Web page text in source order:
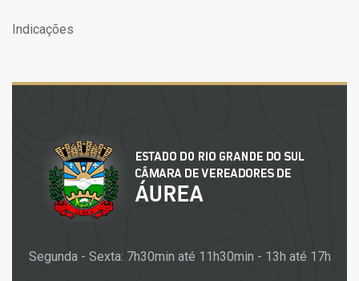
Indicações
Segunda - Sexta: 7h30min até 11h30min - 13h até 17h